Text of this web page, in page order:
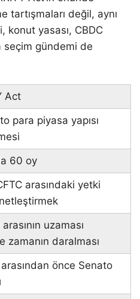
tartışmaları değil, aynı
konut yasası, CBDC
seçim gündemi de
Act
para piyasa yapısı
60 oy
arasındaki yetki
netleştirmek
uzaması
zamanın daralması
önce Senato